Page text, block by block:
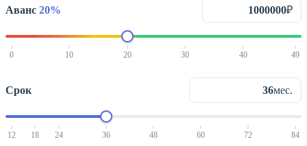
Аванс 20% ₽
0 10 20 30 40 49
Срок мес.
12 18 24 36 48 60 72 84